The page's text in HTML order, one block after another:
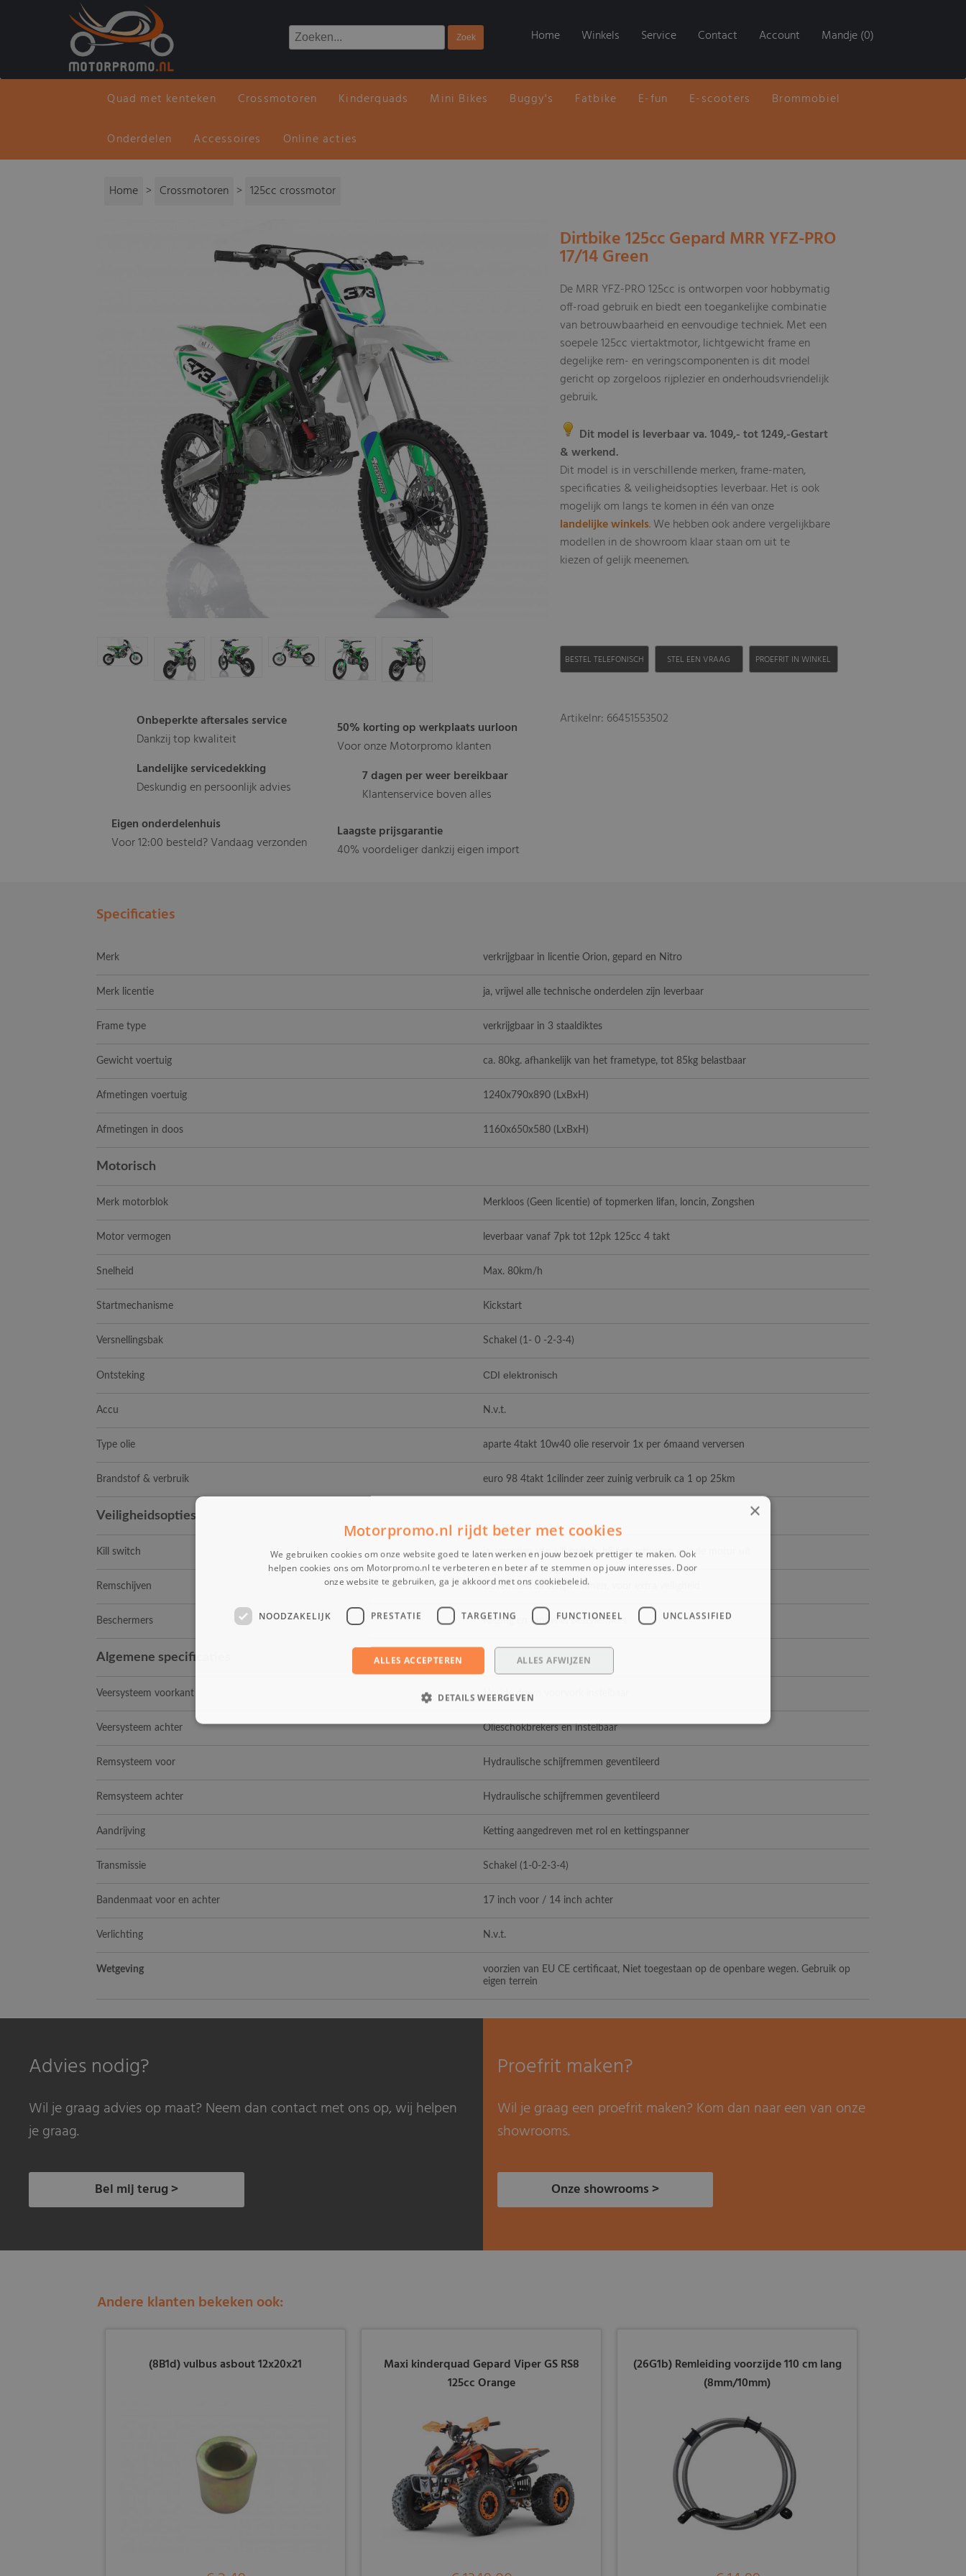
Home Winkels Service Contact Account Mandje (0)
Quad met kenteken Crossmotoren Kinderquads Mini Bikes Buggy's Fatbike E-fun E-scooters Brommobiel
Onderdelen Accessoires Online acties
Home > Crossmotoren > 125cc crossmotor
Onbeperkte aftersales service
Dankzij top kwaliteit
Landelijke servicedekking
Deskundig en persoonlijk advies
Eigen onderdelenhuis
Voor 12:00 besteld? Vandaag verzonden
50% korting op werkplaats uurloon
Voor onze Motorpromo klanten
7 dagen per weer bereikbaar
Klantenservice boven alles
Laagste prijsgarantie
40% voordeliger dankzij eigen import
Dirtbike 125cc Gepard MRR YFZ-PRO
17/14 Green
De MRR YFZ-PRO 125cc is ontworpen voor hobbymatig
off-road gebruik en biedt een toegankelijke combinatie
van betrouwbaarheid en eenvoudige techniek. Met een
soepele 125cc viertaktmotor, lichtgewicht frame en
degelijke rem- en veringscomponenten is dit model
gericht op zorgeloos rijplezier en onderhoudsvriendelijk
gebruik.
Dit model is leverbaar va. 1049,- tot 1249,-Gestart
& werkend.
Dit model is in verschillende merken, frame-maten,
specificaties & veiligheidsopties leverbaar. Het is ook
mogelijk om langs te komen in één van onze
landelijke winkels.We hebben ook andere vergelijkbare
modellen in de showroom klaar staan om uit te
kiezen of gelijk meenemen.
BESTEL TELEFONISCH STEL EEN VRAAG PROEFRIT IN WINKEL
Artikelnr: 66451553502
Specificaties
Merk verkrijgbaar in licentie Orion, gepard en Nitro
Merk licentie ja, vrijwel alle technische onderdelen zijn leverbaar
Frame type verkrijgbaar in 3 staaldiktes
Gewicht voertuig ca. 80kg. afhankelijk van het frametype, tot 85kg belastbaar
Afmetingen voertuig 1240x790x890 (LxBxH)
Afmetingen in doos 1160x650x580 (LxBxH)
Motorisch
Merk motorblok Merkloos (Geen licentie) of topmerken lifan, loncin, Zongshen
Motor vermogen leverbaar vanaf 7pk tot 12pk 125cc 4 takt
Snelheid Max. 80km/h
Startmechanisme Kickstart
Versnellingsbak Schakel (1- 0 -2-3-4)
Ontsteking CDI elektronisch
Accu N.v.t.
Type olie aparte 4takt 10w40 olie reservoir 1x per 6maand verversen
Brandstof & verbruik euro 98 4takt 1cilinder zeer zuinig verbruik ca 1 op 25km
Veiligheidsopties
Kill switch ja, voorzien van kill switch, bij het activeren valt de motor uit
Remschijven Geventileerde schijfremmen, voor extra veiligheid
Beschermers Ketting en tandwiel beschermers
Algemene specificaties
Veersysteem voorkant Upside down voorvork instelbaar
Veersysteem achter Olieschokbrekers en instelbaar
Remsysteem voor Hydraulische schijfremmen geventileerd
Remsysteem achter Hydraulische schijfremmen geventileerd
Aandrijving Ketting aangedreven met rol en kettingspanner
Transmissie Schakel (1-0-2-3-4)
Bandenmaat voor en achter 17 inch voor / 14 inch achter
Verlichting N.v.t.
Wetgeving
voorzien van EU CE certificaat, Niet toegestaan op de openbare wegen. Gebruik op
eigen terrein
Advies nodig?
Wil je graag advies op maat? Neem dan contact met ons op, wij helpen
je graag.
Bel mij terug >
Proefrit maken?
Wil je graag een proefrit maken? Kom dan naar een van onze
showrooms.
Onze showrooms >
Andere klanten bekeken ook:
(8B1d) vulbus asbout 12x20x21
Maxi kinderquad Gepard Viper GS RS8
125cc Orange
(26G1b) Remleiding voorzijde 110 cm lang
(8mm/10mm)
×
Motorpromo.nl rijdt beter met cookies
We gebruiken cookies om onze website goed te laten werken en jouw bezoek prettiger te maken. Ook
helpen cookies ons om Motorpromo.nl te verbeteren en beter af te stemmen op jouw interesses. Door
onze website te gebruiken, ga je akkoord met ons cookiebeleid.
NOODZAKELIJK PRESTATIE TARGETING FUNCTIONEEL UNCLASSIFIED
ALLES ACCEPTEREN ALLES AFWIJZEN
DETAILS WEERGEVEN